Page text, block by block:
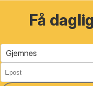
Få
Gjemnes